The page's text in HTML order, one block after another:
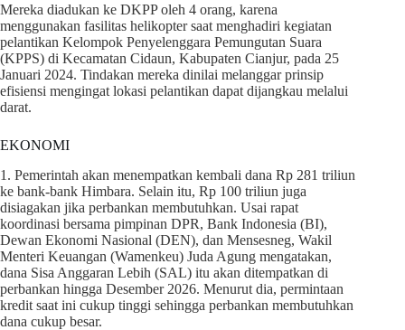
Mereka diadukan ke DKPP oleh 4 orang, karena
menggunakan fasilitas helikopter saat menghadiri kegiatan
pelantikan Kelompok Penyelenggara Pemungutan Suara
(KPPS) di Kecamatan Cidaun, Kabupaten Cianjur, pada 25
Januari 2024. Tindakan mereka dinilai melanggar prinsip
efisiensi mengingat lokasi pelantikan dapat dijangkau melalui
darat.
EKONOMI
1. Pemerintah akan menempatkan kembali dana Rp 281 triliun
ke bank-bank Himbara. Selain itu, Rp 100 triliun juga
disiagakan jika perbankan membutuhkan. Usai rapat
koordinasi bersama pimpinan DPR, Bank Indonesia (BI),
Dewan Ekonomi Nasional (DEN), dan Mensesneg, Wakil
Menteri Keuangan (Wamenkeu) Juda Agung mengatakan,
dana Sisa Anggaran Lebih (SAL) itu akan ditempatkan di
perbankan hingga Desember 2026. Menurut dia, permintaan
kredit saat ini cukup tinggi sehingga perbankan membutuhkan
dana cukup besar.